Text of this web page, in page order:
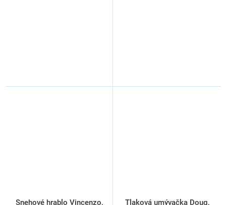
Snehové hrablo Vincenzo,
Tlaková umývačka Doug,